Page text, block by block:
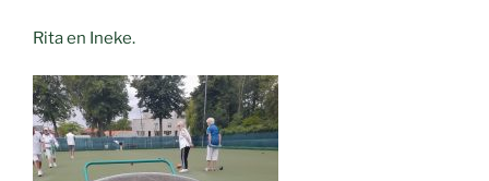
Rita en Ineke.